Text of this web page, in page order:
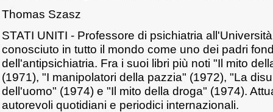
Thomas Szasz
STATI UNITI - Professore di psichiatria
conosciuto in tutto il mondo come uno dei padri
dell'antipsichiatria. Fra i suoi libri più noti "Il mito
(1971), "I manipolatori della pazzia" (1972), "La
dell'uomo" (1974) e "Il mito della droga" (1974).
autorevoli quotidiani e periodici internazionali.